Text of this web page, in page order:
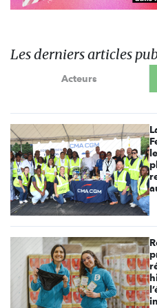
Les derniers articles
Acteurs